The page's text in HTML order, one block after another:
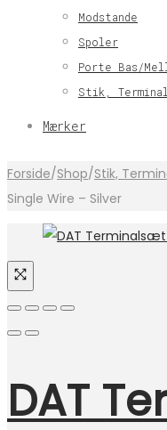
Modstande
Spoler
Porte Bas/
Stik,
Mærker
Forside/Shop/Stik,
Single Wire – Silver
DAT